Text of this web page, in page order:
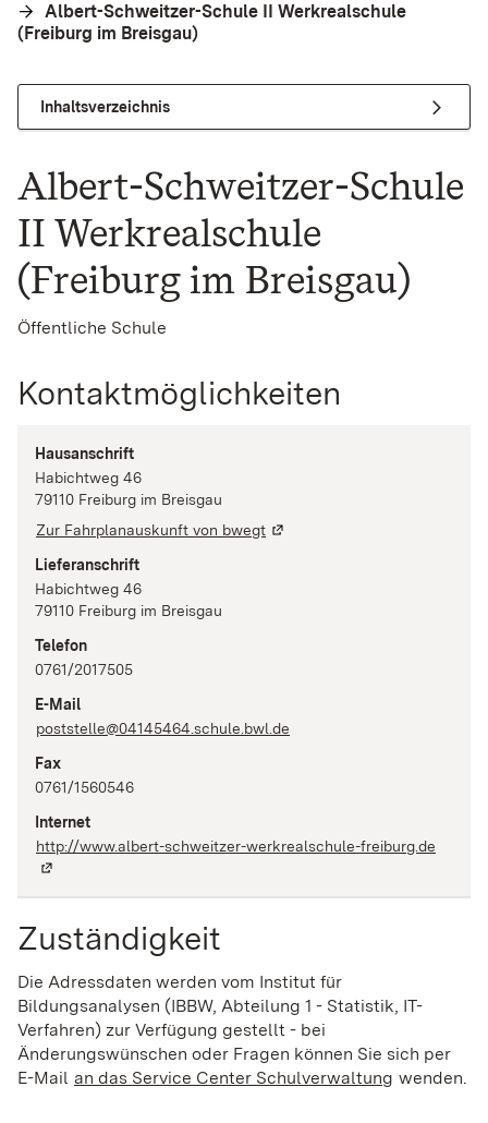
Albert-Schweitzer-Schule II Werkrealschule
(Freiburg im Breisgau)
Inhaltsverzeichnis
Albert-Schweitzer-Schule
II Werkrealschule
(Freiburg im Breisgau)
Öffentliche Schule
Kontaktmöglichkeiten
Hausanschrift
Habichtweg 46
79110 Freiburg im Breisgau
Zur Fahrplanauskunft von bwegt
Lieferanschrift
Habichtweg 46
79110 Freiburg im Breisgau
Telefon
0761/2017505
E-Mail
poststelle@04145464.schule.bwl.de
Fax
0761/1560546
Internet
http://www.albert-schweitzer-werkrealschule-freiburg.de
Zuständigkeit
Die Adressdaten werden vom Institut für
Bildungsanalysen (IBBW, Abteilung 1 - Statistik, IT-
Verfahren) zur Verfügung gestellt - bei
Änderungswünschen oder Fragen können Sie sich per
E-Mail an das Service Center Schulverwaltung (Wird in
wenden.